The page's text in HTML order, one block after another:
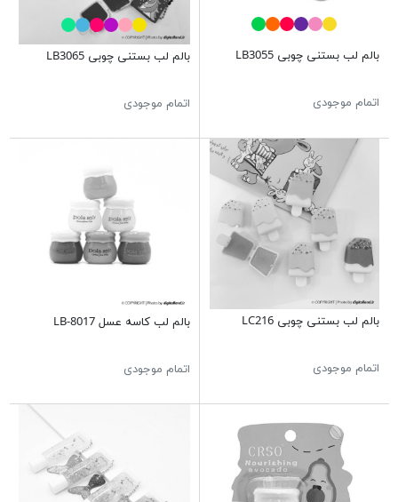
بالم لب بستنی چوبی LB3055
اتمام موجودی
بالم لب بستنی چوبی LB3065
اتمام موجودی
بالم لب بستنی چوبی LC216
اتمام موجودی
بالم لب کاسه عسل LB-8017
اتمام موجودی